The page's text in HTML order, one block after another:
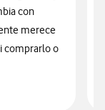
con
merece
comprarlo o